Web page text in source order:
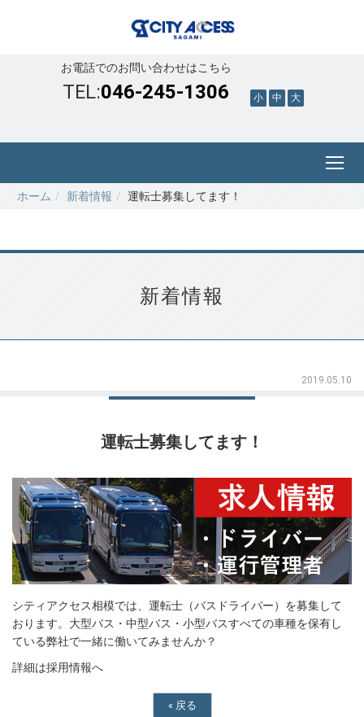
お電話でのお問い合わせはこちら
TEL:046-245-1306 小 中 大
ホーム 新着情報 運転士募集してます！
新着情報
2019.05.10
運転士募集してます！
シティアクセス相模では、運転士（バスドライバー）を募集して
おります。大型バス・中型バス・小型バスすべての車種を保有し
ている弊社で一緒に働いてみませんか？
詳細は採用情報へ
« 戻る